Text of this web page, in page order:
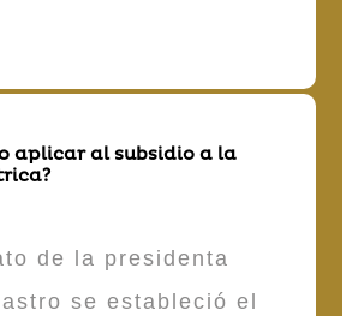
aplicar al subsidio a la
de la presidenta
se estableció el